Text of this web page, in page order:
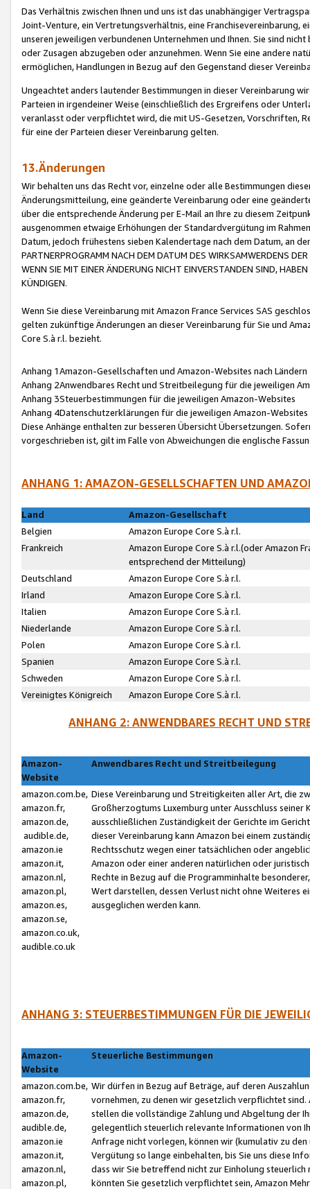
Das Verhältnis zwischen Ihnen und uns ist das unabhängiger
Joint-Venture, ein Vertretungsverhältnis, eine Franchisevereinbarung,
unseren jeweiligen verbundenen Unternehmen und Ihnen. Sie sind
oder Zusagen abzugeben oder anzunehmen. Wenn Sie eine andere
ermöglichen, Handlungen in Bezug auf den Gegenstand dieser
Ungeachtet anders lautender Bestimmungen in dieser Vereinbarung
Parteien in irgendeiner Weise (einschließlich des Ergreifens oder
veranlasst oder verpflichtet wird, die mit US-Gesetzen, Vorschriften,
für eine der Parteien dieser Vereinbarung gelten.
13.Änderungen
Wir behalten uns das Recht vor, einzelne oder alle Bestimmungen
Änderungsmitteilung, eine geänderte Vereinbarung oder eine
über die entsprechende Änderung per E-Mail an Ihre zu diesem
ausgenommen etwaige Erhöhungen der Standardvergütung im
Datum, jedoch frühestens sieben Kalendertage nach dem Datum, an
PARTNERPROGRAMM NACH DEM DATUM DES WIRKSAMWERDENS
WENN SIE MIT EINER ÄNDERUNG NICHT EINVERSTANDEN SIND,
KÜNDIGEN.
Wenn Sie diese Vereinbarung mit Amazon France Services SAS
gelten zukünftige Änderungen an dieser Vereinbarung für Sie und
Core S.à r.l. bezieht.
Anhang 1Amazon-Gesellschaften und Amazon-Websites nach Ländern
Anhang 2Anwendbares Recht und Streitbeilegung für die jeweiligen
Anhang 3Steuerbestimmungen für die jeweiligen Amazon-Websites
Anhang 4Datenschutzerklärungen für die jeweiligen Amazon-Websites
Diese Anhänge enthalten zur besseren Übersicht Übersetzungen.
vorgeschrieben ist, gilt im Falle von Abweichungen die englische
ANHANG 1: AMAZON-GESELLSCHAFTEN UND
Land
Amazon-Gesellschaft
Belgien
Amazon Europe Core S.à r.l.
Frankreich
Amazon Europe Core S.à r.l.(oder Amazon
entsprechend der Mitteilung)
Deutschland
Amazon Europe Core S.à r.l.
Irland
Amazon Europe Core S.à r.l.
Italien
Amazon Europe Core S.à r.l.
Niederlande
Amazon Europe Core S.à r.l.
Polen
Amazon Europe Core S.à r.l.
Spanien
Amazon Europe Core S.à r.l.
Schweden
Amazon Europe Core S.à r.l.
Vereinigtes Königreich
Amazon Europe Core S.à r.l.
ANHANG 2: ANWENDBARES RECHT UND
Amazon-
Website
Anwendbares Recht und Streitbeilegung
amazon.com.be,
amazon.fr,
amazon.de,
audible.de,
amazon.ie
amazon.it,
amazon.nl,
amazon.pl,
amazon.es,
amazon.se,
amazon.co.uk,
audible.co.uk
Diese Vereinbarung und Streitigkeiten aller Art, die
Großherzogtums Luxemburg unter Ausschluss
ausschließlichen Zuständigkeit der Gerichte im
dieser Vereinbarung kann Amazon bei einem
Rechtsschutz wegen einer tatsächlichen oder
Amazon oder einer anderen natürlichen oder
Rechte in Bezug auf die Programminhalte
Wert darstellen, dessen Verlust nicht ohne Weiteres
ausgeglichen werden kann.
ANHANG 3: STEUERBESTIMMUNGEN FÜR DIE
Amazon-
Website
Steuerliche Bestimmungen
amazon.com.be,
amazon.fr,
amazon.de,
audible.de,
amazon.ie
amazon.it,
amazon.nl,
amazon.pl,
Wir dürfen in Bezug auf Beträge, auf deren
vornehmen, zu denen wir gesetzlich verpflichtet
stellen die vollständige Zahlung und Abgeltung der
gelegentlich steuerlich relevante Informationen von
Anfrage nicht vorlegen, können wir (kumulativ zu
Vergütung so lange einbehalten, bis Sie uns diese
dass wir Sie betreffend nicht zur Einholung
könnten Sie gesetzlich verpflichtet sein, Amazon